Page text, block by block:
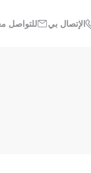
الإتصال بي للتواصل